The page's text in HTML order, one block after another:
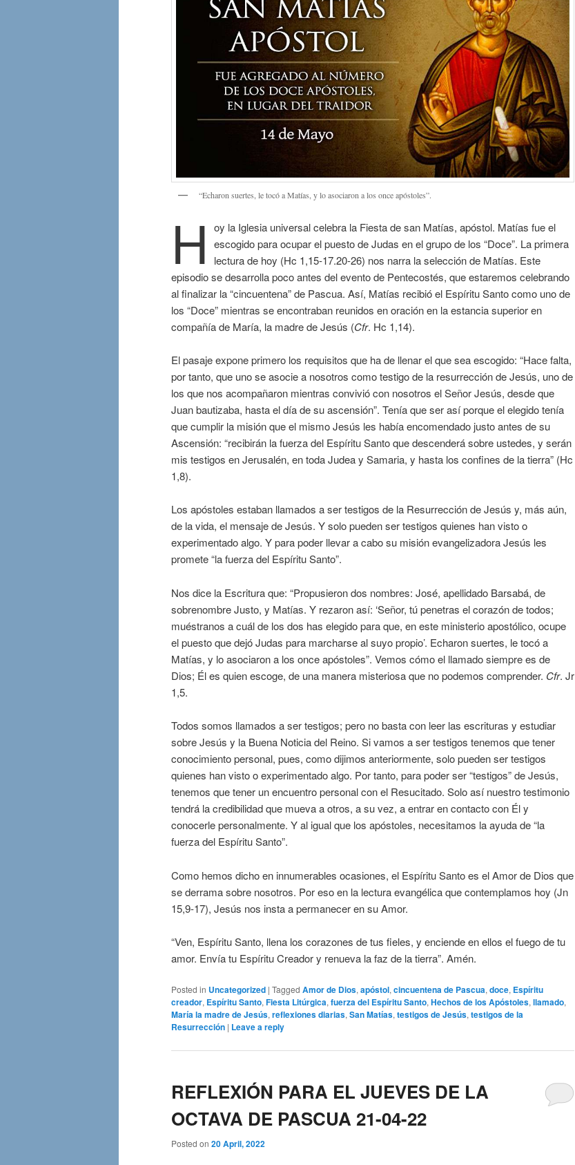
“Echaron suertes, le tocó a Matías, y lo asociaron a los once apóstoles”.
H
oy la Iglesia universal celebra la Fiesta de san Matías, apóstol. Matías fue el
escogido para ocupar el puesto de Judas en el grupo de los “Doce”. La primera
lectura de hoy (Hc 1,15-17.20-26) nos narra la selección de Matías. Este
episodio se desarrolla poco antes del evento de Pentecostés, que estaremos celebrando
al finalizar la “cincuentena” de Pascua. Así, Matías recibió el Espíritu Santo como uno de
los “Doce” mientras se encontraban reunidos en oración en la estancia superior en
compañía de María, la madre de Jesús (Cfr. Hc 1,14).
El pasaje expone primero los requisitos que ha de llenar el que sea escogido: “Hace falta,
por tanto, que uno se asocie a nosotros como testigo de la resurrección de Jesús, uno de
los que nos acompañaron mientras convivió con nosotros el Señor Jesús, desde que
Juan bautizaba, hasta el día de su ascensión”. Tenía que ser así porque el elegido tenía
que cumplir la misión que el mismo Jesús les había encomendado justo antes de su
Ascensión: “recibirán la fuerza del Espíritu Santo que descenderá sobre ustedes, y serán
mis testigos en Jerusalén, en toda Judea y Samaria, y hasta los confines de la tierra” (Hc
1,8).
Los apóstoles estaban llamados a ser testigos de la Resurrección de Jesús y, más aún,
de la vida, el mensaje de Jesús. Y solo pueden ser testigos quienes han visto o
experimentado algo. Y para poder llevar a cabo su misión evangelizadora Jesús les
promete “la fuerza del Espíritu Santo”.
Nos dice la Escritura que: “Propusieron dos nombres: José, apellidado Barsabá, de
sobrenombre Justo, y Matías. Y rezaron así: ‘Señor, tú penetras el corazón de todos;
muéstranos a cuál de los dos has elegido para que, en este ministerio apostólico, ocupe
el puesto que dejó Judas para marcharse al suyo propio’. Echaron suertes, le tocó a
Matías, y lo asociaron a los once apóstoles”. Vemos cómo el llamado siempre es de
Dios; Él es quien escoge, de una manera misteriosa que no podemos comprender. Cfr. Jr
1,5.
Todos somos llamados a ser testigos; pero no basta con leer las escrituras y estudiar
sobre Jesús y la Buena Noticia del Reino. Si vamos a ser testigos tenemos que tener
conocimiento personal, pues, como dijimos anteriormente, solo pueden ser testigos
quienes han visto o experimentado algo. Por tanto, para poder ser “testigos” de Jesús,
tenemos que tener un encuentro personal con el Resucitado. Solo así nuestro testimonio
tendrá la credibilidad que mueva a otros, a su vez, a entrar en contacto con Él y
conocerle personalmente. Y al igual que los apóstoles, necesitamos la ayuda de “la
fuerza del Espíritu Santo”.
Como hemos dicho en innumerables ocasiones, el Espíritu Santo es el Amor de Dios que
se derrama sobre nosotros. Por eso en la lectura evangélica que contemplamos hoy (Jn
15,9-17), Jesús nos insta a permanecer en su Amor.
“Ven, Espíritu Santo, llena los corazones de tus fieles, y enciende en ellos el fuego de tu
amor. Envía tu Espíritu Creador y renueva la faz de la tierra”. Amén.
Posted in Uncategorized | Tagged Amor de Dios, apóstol, cincuentena de Pascua, doce, Espíritu
creador, Espíritu Santo, Fiesta Litúrgica, fuerza del Espíritu Santo, Hechos de los Apóstoles, llamado,
María la madre de Jesús, reflexiones diarias, San Matías, testigos de Jesús, testigos de la
Resurrección | Leave a reply
REFLEXIÓN PARA EL JUEVES DE LA
OCTAVA DE PASCUA 21-04-22
Posted on 20 April, 2022